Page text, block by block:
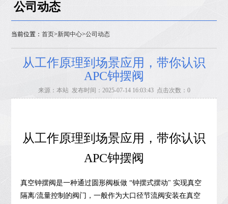
公司动态
当前位置：首页>新闻中心>公司动态
从工作原理到场景应用，带你认识
APC钟摆阀
来源：本站 发布时间：2025-07-14 16:03:43 点击次数：0
从工作原理到场景应用，带你认识
APC钟摆阀
真空钟摆阀是一种通过圆形阀板做 “钟摆式摆动" 实现真空
隔离/流量控制的阀门，一般作为大口径节流阀安装在真空